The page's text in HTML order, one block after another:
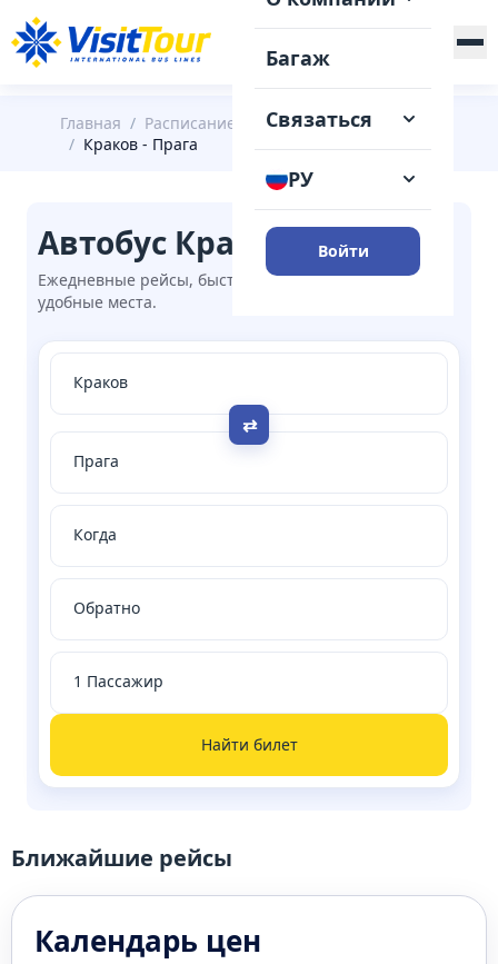
Багаж
Связаться
РУ
Войти
Главная / Расписание
Краков
/ Краков - Прага
Автобус Краков → Прага
Ежедневные рейсы, быстрая онлайн-покупка,
удобные места.
⇄
Найти билет
Ближайшие рейсы
Календарь цен